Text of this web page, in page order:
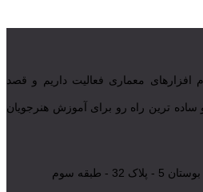
افزارهای معماری فعالیت داریم و قصد
ساده ترین راه رو برای آموزش هنرجویان
- طبقه سوم